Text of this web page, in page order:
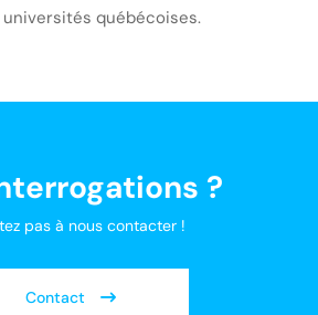
québécoises.
?
pas à nous contacter !
Contact